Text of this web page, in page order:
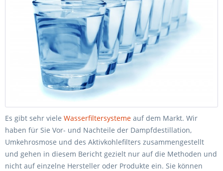
Es gibt sehr viele Wasserfiltersysteme auf dem Markt. Wir
haben für Sie Vor- und Nachteile der Dampfdestillation,
Umkehrosmose und des Aktivkohlefilters zusammengestellt
und gehen in diesem Bericht gezielt nur auf die Methoden und
nicht auf einzelne Hersteller oder Produkte ein. Sie können